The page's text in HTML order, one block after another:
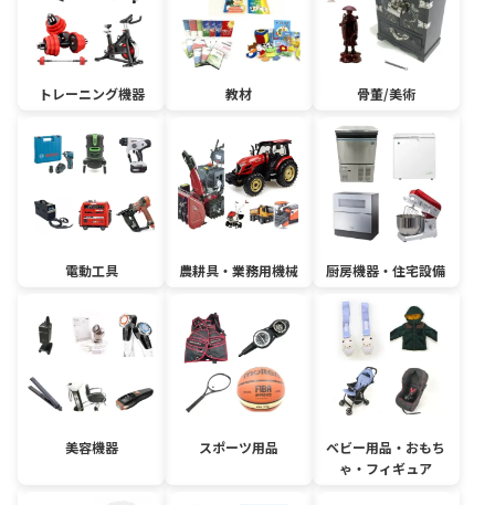
トレーニング機器 教材 骨董/美術
電動工具 農耕具・業務用機械 厨房機器・住宅設備
美容機器 スポーツ用品
ベビー用品・おもち
ゃ・フィギュア